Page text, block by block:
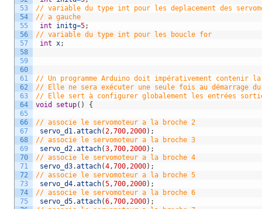
53
54
55
56
57
58
59
60
61
62
63
64
65
66
67
68
69
70
71
72
73
74
75
// variable du type int pour les deplacement des
// a gauche
int
initg=5;
// variable du type int pour les boucle for
int x;
// Un programme Arduino doit impérativement contenir
// Elle ne sera exécuter une seule fois au démarrage
// Elle sert à configurer globalement les entrées
void
setup( ) {
// associe le servomoteur a la broche 2
servo_d1.attach(2,700,2000) ;
// associe le servomoteur a la broche 3
servo_d2.attach(3,700,2000) ;
// associe le servomoteur a la broche 4
servo_d3.attach(4,700,2000) ;
// associe le servomoteur a la broche 5
servo_d4.attach(5,700,2000) ;
// associe le servomoteur a la broche 6
servo_d5.attach(6,700,2000) ;